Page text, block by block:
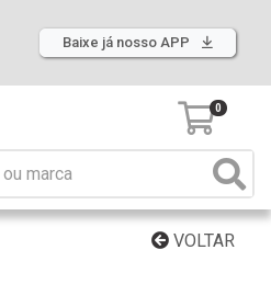
Baixe já nosso APP
0
VOLTAR